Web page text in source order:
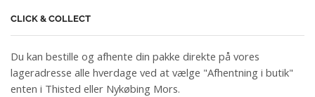
CLICK & COLLECT
Du kan bestille og afhente din pakke direkte på vores
lageradresse alle hverdage ved at vælge "Afhentning i butik"
enten i Thisted eller Nykøbing Mors.